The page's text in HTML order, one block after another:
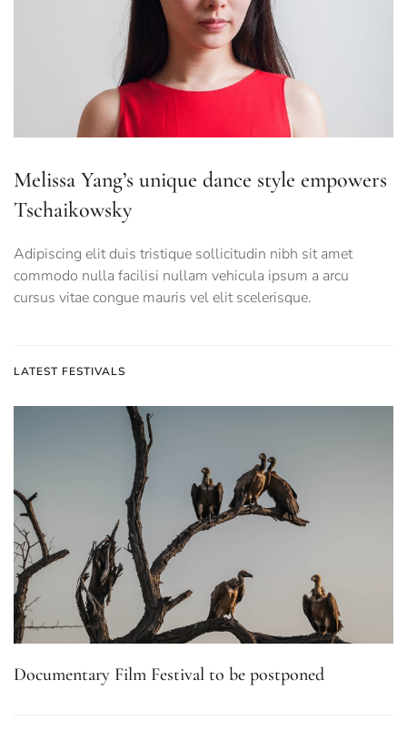
Melissa Yang’s unique dance style empowers
Tschaikowsky
Adipiscing elit duis tristique sollicitudin nibh sit amet
commodo nulla facilisi nullam vehicula ipsum a arcu
cursus vitae congue mauris vel elit scelerisque.
LATEST FESTIVALS
Documentary Film Festival to be postponed